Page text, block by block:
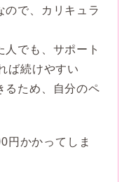
ので、カリキュラ
でも、サポート
ば続けやすい
るため、自分のペ
円かかってしま